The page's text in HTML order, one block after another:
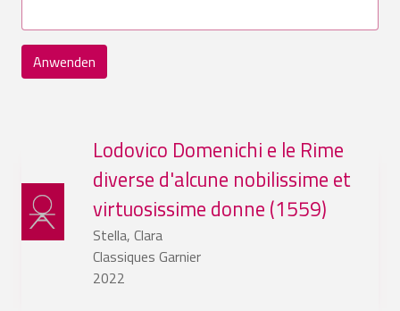
Anwenden
Lodovico Domenichi e le Rime
diverse d'alcune nobilissime et
virtuosissime donne (1559)
Stella, Clara
Classiques Garnier
2022